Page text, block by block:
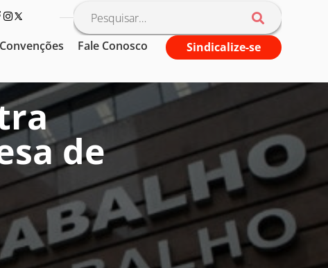
Convenções Fale Conosco Sindicalize-se
de